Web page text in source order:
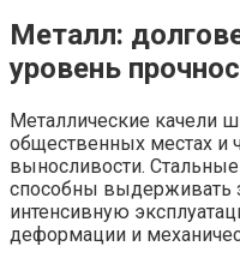
Металл:
уровень
Металлические качели
общественных местах и
выносливости.
способны выдерживать
интенсивную
деформации и